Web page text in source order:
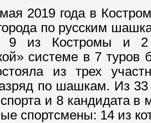
2019 года в
по русским
9 из Костромы и 2
системе в 7 туров
из трех
по шашкам. Из 33
и 8 кандидата в
спортсмены: 14 из